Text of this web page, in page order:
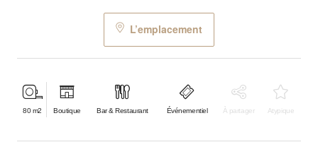
L’emplacement
80 m2 Boutique Bar & Restaurant Événementiel À partager Atypique